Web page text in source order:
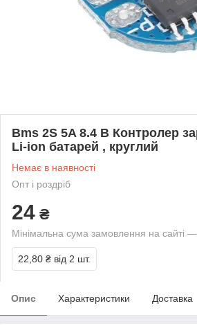
Bms 2S 5A 8.4 В Контролер
Li-ion батарей , круглий
Немає в наявності
Опт і роздріб
24 ₴
Мінімальна сума замовлення на сайті
22,80 ₴ від 2 шт.
Опис Характеристики Доставка